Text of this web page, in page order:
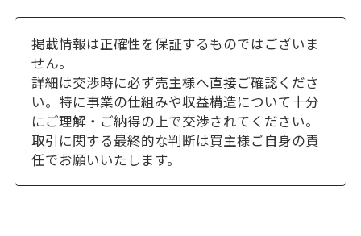
掲載情報は正確性を保証するものではございま
せん。
詳細は交渉時に必ず売主様へ直接ご確認くださ
い。特に事業の仕組みや収益構造について十分
にご理解・ご納得の上で交渉されてください。
取引に関する最終的な判断は買主様ご自身の責
任でお願いいたします。